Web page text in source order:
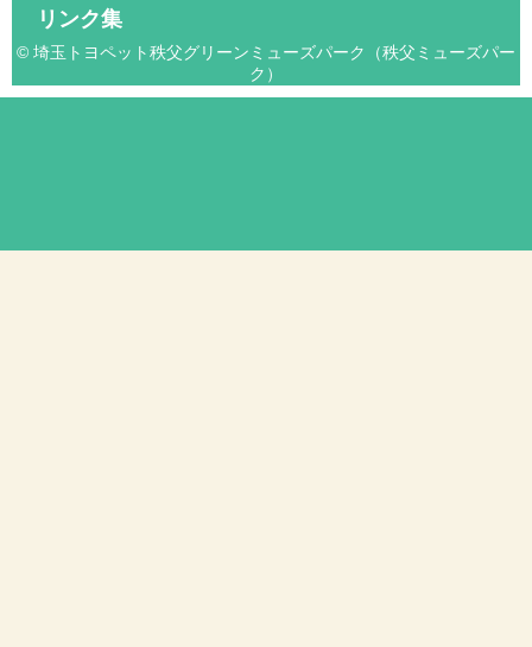
リンク集
© 埼玉トヨペット秩父グリーンミューズパーク（秩父ミューズパー
ク）